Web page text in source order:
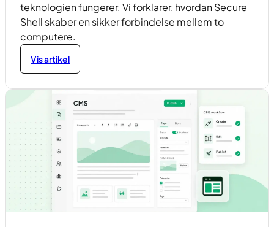
teknologien fungerer. Vi forklarer, hvordan Secure
Shell skaber en sikker forbindelse mellem to
computere.
Vis artikel